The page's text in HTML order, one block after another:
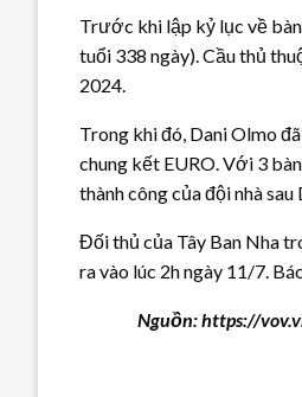
Trước khi lập kỷ lục về
tuổi 338 ngày). Cầu thủ
2024.
Trong khi đó, Dani Olmo
chung kết EURO. Với 3
thành công của đội nhà
Đối thủ của Tây Ban Nha
ra vào lúc 2h ngày 11/7.
Nguồn: https://